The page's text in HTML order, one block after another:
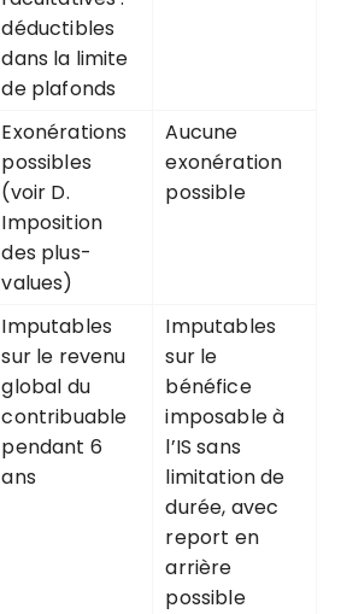
déductibles
dans la limite
de plafonds
Exonérations
possibles
(voir D.
Imposition
des plus-
values)
Aucune
exonération
possible
Imputables
sur le revenu
global du
contribuable
pendant 6
ans
Imputables
sur le
bénéfice
imposable à
l’IS sans
limitation de
durée, avec
report en
arrière
possible